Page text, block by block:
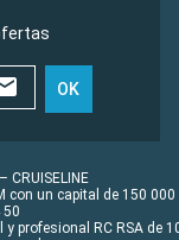
OK
con un capital de 150 000
50
profesional RC RSA de